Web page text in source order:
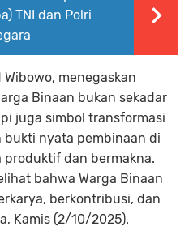
TNI dan Polri
menegaskan
Binaan bukan sekadar
juga simbol transformasi
bukti nyata pembinaan di
produktif dan bermakna.
bahwa Warga Binaan
berkontribusi, dan
Kamis (2/10/2025).